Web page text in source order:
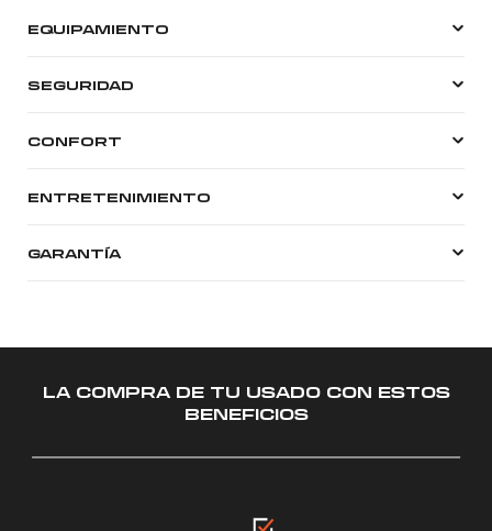
EQUIPAMIENTO
SEGURIDAD
CONFORT
ENTRETENIMIENTO
GARANTÍA
LA COMPRA DE TU USADO CON ESTOS
BENEFICIOS